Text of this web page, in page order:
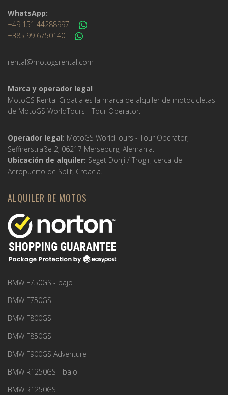
WhatsApp:
+49 151 44288997
+385 99 6750140
rental@motogsrental.com
Marca y operador legal
MotoGS Rental Croatia es la marca de alquiler de motocicletas
de MotoGS WorldTours - Tour Operator
Operador legal: MotoGS WorldTours - Tour Operator,
Seffnerstraße 2, 06217 Merseburg, Alemania.
Ubicación de alquiler: Seget Donji / Trogir, cerca del
Aeropuerto de Split, Croacia.
ALQUILER DE MOTOS
BMW F750GS - bajo
BMW F750GS
BMW F800GS
BMW F850GS
BMW F900GS Adventure
BMW R1250GS - bajo
BMW R1250GS